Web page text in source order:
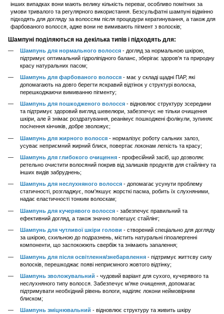
інших випадках вони мають велику кількість переваг, особливо помітних за
умови тривалого та регулярного використання. Безсульфатні шампуні відмінно
підходять для догляду за волоссям після процедури кератинування, а також для
фарбованого волосся, адже вони не вимивають пігмент з волосків;
Шампуні поділяються на декілька типів і підходять для:
Шампунь для нормального волосся - догляд за нормальною шкірою,
підтримує оптимальний гідроліпідного баланс, зберігає здоров'я та природну
красу натуральних пасом;
Шампунь для фарбованого волосся - має у складі щадні ПАР, які
допомагають на довго берегти яскравий відтінок у структурі волоска,
перешкоджаючи вимиванню пігменту;
Шампунь для пошкодженого волосся - відновлює структуру зсередини
та підтримує здоровий вигляд шевелюри, забезпечує не тільки очищення
шкіри, але й знімає роздратування, реанімує пошкоджені фолікули, зупиняє
посічення кінчиків, добре зволожує;
Шампунь для жирного волосся - нормалізує роботу сальних залоз,
усуває неприємний жирний блиск, повертає локонам легкість та красу;
Шампунь для глибокого очищення - професійний засіб, що дозволяє
ретельно очистити волосяний покрив від залишків продуктів для стайлінгу та
інших видів забруднень;
Шампунь для неслухняного волосся - допомагає усунути проблему
статичності, розгладжує, пом'якшує жорсткі пасма, робить їх слухняними,
надає еластичності тонким волоскам;
Шампунь для кучерявого волосся - забезпечує правильний та
ефективний догляд, а також значно полегшує стайлінг;
Шампунь для чутливої шкіри голови - створений спеціально для догляду
за шкірою, схильною до подразнень, містить натуральні гіпоалергенні
компоненти, що заспокоюють свербіж та знімають запалення;
Шампунь для після освітлення/знебарвлення - підтримує життєву силу
волосків, перешкоджає появі неприємного жовтого відтінку;
Шампунь зволожувальний - чудовий варіант для сухого, кучерявого та
неслухняного типу волосся. Забезпечує м'яке очищення, допомагає
підтримувати необхідний рівень вологи, наділяє локони неймовірним
блиском;
Шампунь зміцнювальний - відновлює структуру та живить шкіру